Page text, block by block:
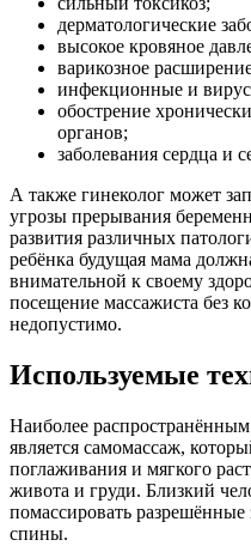
дерматологические
высокое кровяное
варикозное
инфекционные и
обострение
органов;
заболевания сердца и
А также гинеколог может
угрозы прерывания
развития различных
ребёнка будущая мама
внимательной к своему
посещение массажиста без
недопустимо.
Используемые
Наиболее
является самомассаж,
поглаживания и мягкого
живота и груди. Близкий
помассировать
спины.